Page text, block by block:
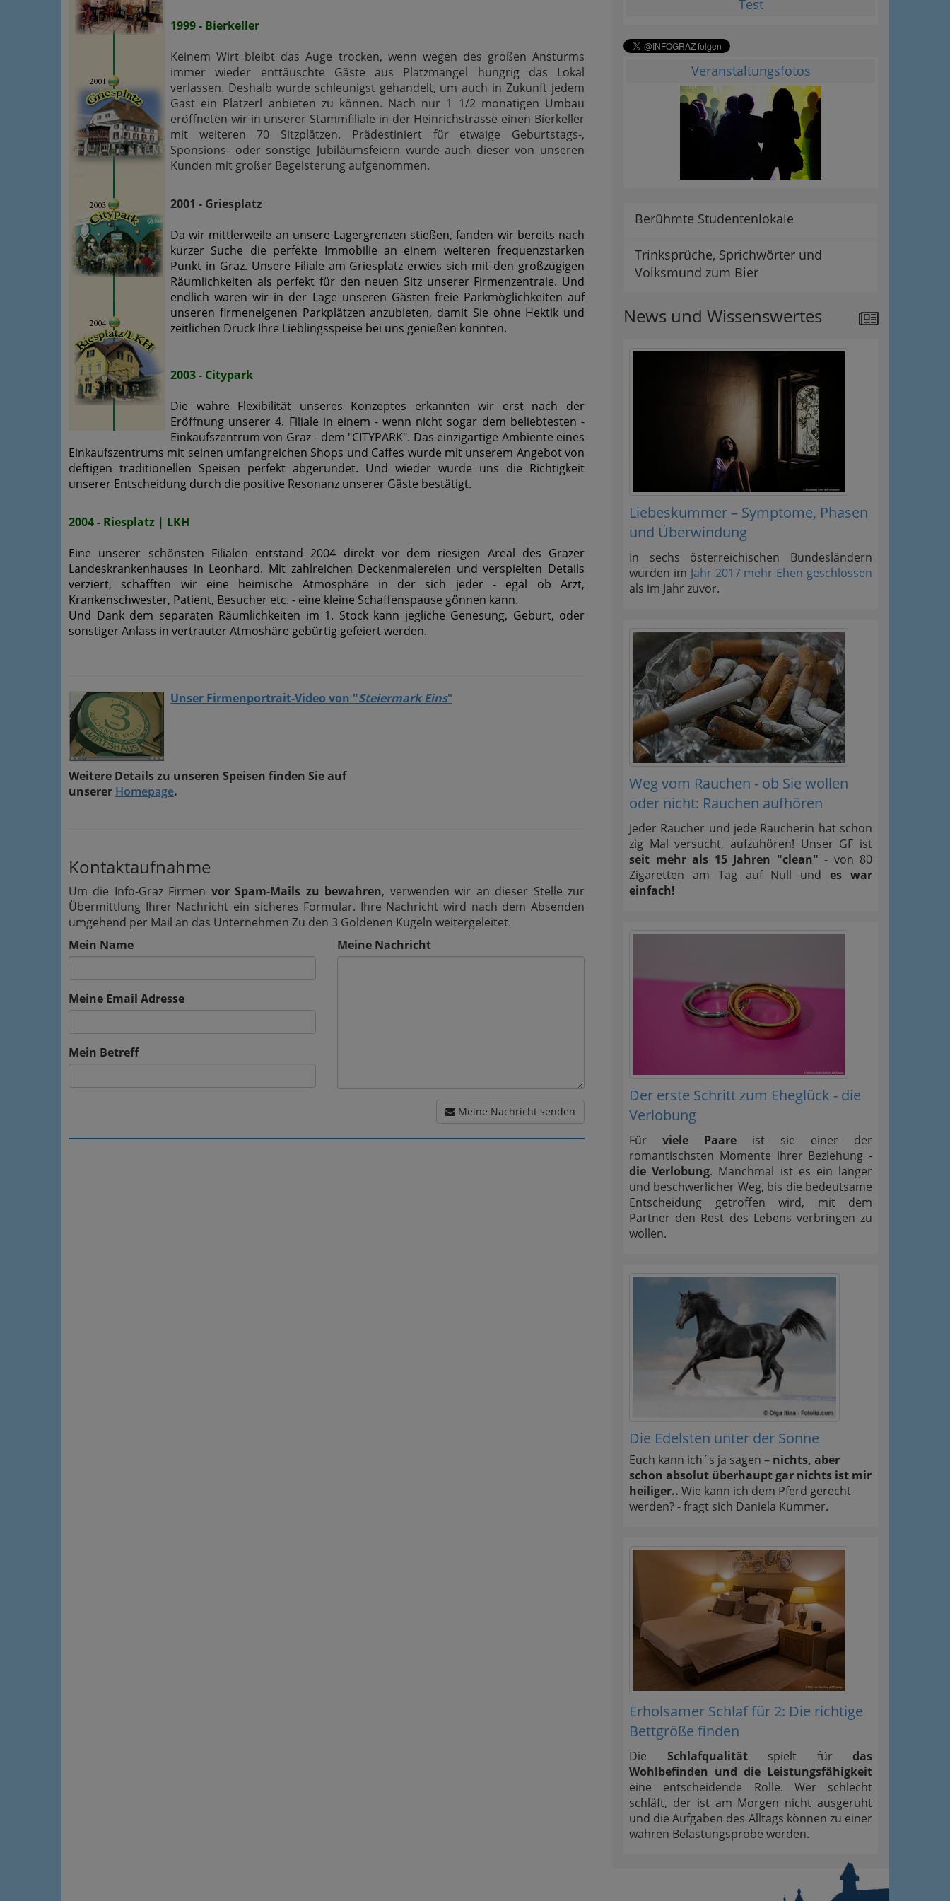
1999 - Bierkeller
Keinem Wirt bleibt das Auge trocken, wenn wegen des großen Ansturms
immer wieder enttäuschte Gäste aus Platzmangel hungrig das Lokal
verlassen. Deshalb wurde schleunigst gehandelt, um auch in Zukunft jedem
Gast ein Platzerl anbieten zu können. Nach nur 1 1/2 monatigen Umbau
eröffneten wir in unserer Stammfiliale in der Heinrichstrasse einen Bierkeller
mit weiteren 70 Sitzplätzen. Prädestiniert für etwaige Geburtstags-,
Sponsions- oder sonstige Jubiläumsfeiern wurde auch dieser von unseren
Kunden mit großer Begeisterung aufgenommen.
2001 - Griesplatz
Da wir mittlerweile an unsere Lagergrenzen stießen, fanden wir bereits nach
kurzer Suche die perfekte Immobilie an einem weiteren frequenzstarken
Punkt in Graz. Unsere Filiale am Griesplatz erwies sich mit den großzügigen
Räumlichkeiten als perfekt für den neuen Sitz unserer Firmenzentrale. Und
endlich waren wir in der Lage unseren Gästen freie Parkmöglichkeiten auf
unseren firmeneigenen Parkplätzen anzubieten, damit Sie ohne Hektik und
zeitlichen Druck Ihre Lieblingsspeise bei uns genießen konnten.
2003 - Citypark
Die wahre Flexibilität unseres Konzeptes erkannten wir erst nach der
Eröffnung unserer 4. Filiale in einem - wenn nicht sogar dem beliebtesten -
Einkaufszentrum von Graz - dem "CITYPARK". Das einzigartige Ambiente eines
Einkaufszentrums mit seinen umfangreichen Shops und Caffes wurde mit unserem Angebot von
deftigen traditionellen Speisen perfekt abgerundet. Und wieder wurde uns die Richtigkeit
unserer Entscheidung durch die positive Resonanz unserer Gäste bestätigt.
2004 - Riesplatz | LKH
Eine unserer schönsten Filialen entstand 2004 direkt vor dem riesigen Areal des Grazer
Landeskrankenhauses in Leonhard. Mit zahlreichen Deckenmalereien und verspielten Details
verziert, schafften wir eine heimische Atmosphäre in der sich jeder - egal ob Arzt,
Krankenschwester, Patient, Besucher etc. - eine kleine Schaffenspause gönnen kann.
Und Dank dem separaten Räumlichkeiten im 1. Stock kann jegliche Genesung, Geburt, oder
sonstiger Anlass in vertrauter Atmoshäre gebürtig gefeiert werden.
Unser Firmenportrait-Video von "Steiermark Eins"
Weitere Details zu unseren Speisen finden Sie auf
unserer Homepage.
Kontaktaufnahme
Um die Info-Graz Firmen vor Spam-Mails zu bewahren, verwenden wir an dieser Stelle zur
Übermittlung Ihrer Nachricht ein sicheres Formular. Ihre Nachricht wird nach dem Absenden
umgehend per Mail an das Unternehmen Zu den 3 Goldenen Kugeln weitergeleitet.
Mein Name
Meine Email Adresse
Mein Betreff
Meine Nachricht
Meine Nachricht senden
Test
Veranstaltungsfotos
Berühmte Studentenlokale
Trinksprüche, Sprichwörter und
Volksmund zum Bier
News und Wissenswertes
Liebeskummer – Symptome, Phasen
und Überwindung
In sechs österreichischen Bundesländern
wurden im Jahr 2017 mehr Ehen geschlossen
als im Jahr zuvor.
Weg vom Rauchen - ob Sie wollen
oder nicht: Rauchen aufhören
Jeder Raucher und jede Raucherin hat schon
zig Mal versucht, aufzuhören! Unser GF ist
seit mehr als 15 Jahren "clean" - von 80
Zigaretten am Tag auf Null undes war
einfach!
Der erste Schritt zum Eheglück - die
Verlobung
Für viele Paare ist sie einer der
romantischsten Momente ihrer Beziehung -
die Verlobung. Manchmal ist es ein langer
und beschwerlicher Weg, bis die bedeutsame
Entscheidung getroffen wird, mit dem
Partner den Rest des Lebens verbringen zu
wollen.
Die Edelsten unter der Sonne
Euch kann ich´s ja sagen – nichts, aber
schon absolut überhaupt gar nichts ist mir
heiliger.. Wie kann ich dem Pferd gerecht
werden? - fragt sich Daniela Kummer.
Erholsamer Schlaf für 2: Die richtige
Bettgröße finden
Die Schlafqualitätspielt für das
Wohlbefinden und die Leistungsfähigkeit
eine entscheidende Rolle. Wer schlecht
schläft, der ist am Morgen nicht ausgeruht
und die Aufgaben des Alltags können zu einer
wahren Belastungsprobe werden.